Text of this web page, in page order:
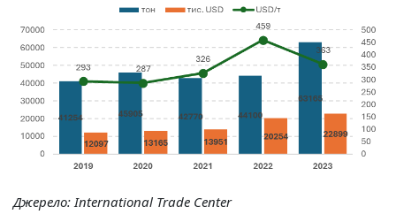
Джерело: International Trade Center